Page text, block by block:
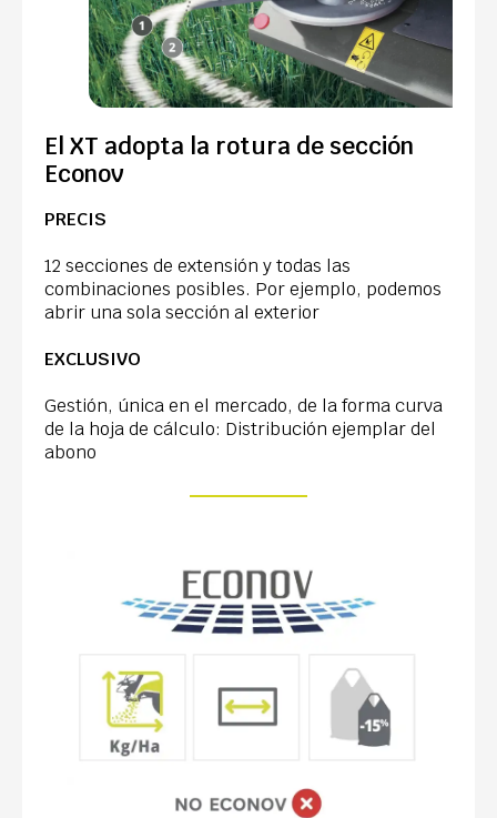
El XT adopta la rotura de sección
Econov
PRECIS
12 secciones de extensión y todas las
combinaciones posibles. Por ejemplo, podemos
abrir una sola sección al exterior
EXCLUSIVO
Gestión, única en el mercado, de la forma curva
de la hoja de cálculo: Distribución ejemplar del
abono